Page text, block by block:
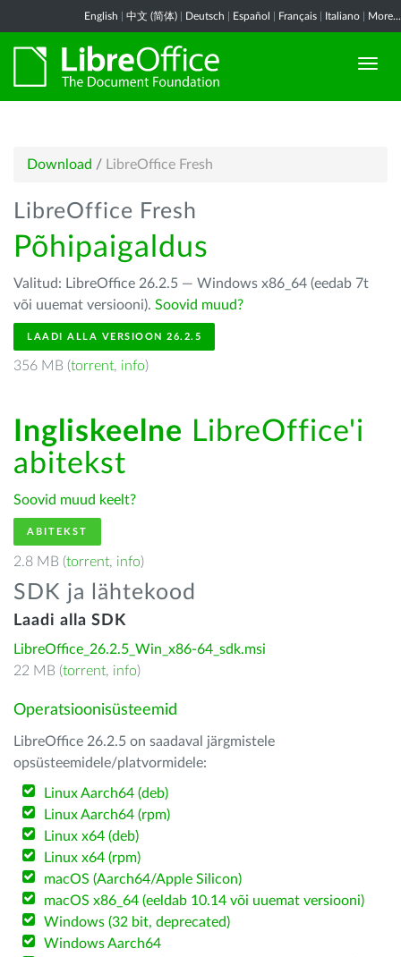
English 中文 (简体) Deutsch Español Français Italiano More...
Download / LibreOffice Fresh
LibreOffice Fresh
Põhipaigaldus
Valitud: LibreOffice 26.2.5 — Windows x86_64 (eedab 7t
või uuemat versiooni). Soovid muud?
LAADI ALLA VERSIOON 26.2.5
356 MB (torrent, info)
Ingliskeelne LibreOffice'i
abitekst
Soovid muud keelt?
ABITEKST
2.8 MB (torrent, info)
SDK ja lähtekood
Laadi alla SDK
LibreOffice_26.2.5_Win_x86-64_sdk.msi
22 MB (torrent, info)
Operatsioonisüsteemid
LibreOffice 26.2.5 on saadaval järgmistele
opsüsteemidele/platvormidele:
Linux Aarch64 (deb)
Linux Aarch64 (rpm)
Linux x64 (deb)
Linux x64 (rpm)
macOS (Aarch64/Apple Silicon)
macOS x86_64 (eeldab 10.14 või uuemat versiooni)
Windows (32 bit, deprecated)
Windows Aarch64